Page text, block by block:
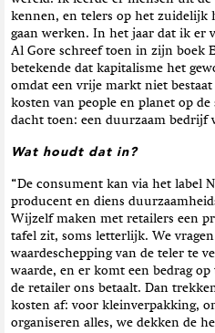
kennen, en telers op het zuidelijk
gaan werken. In het jaar dat ik er
Al Gore schreef toen in zijn boek
betekende dat kapitalisme het
omdat een vrije markt niet
kosten van people en planet op
dacht toen: een duurzaam bedrijf
Wat houdt dat in?
“De consument kan via het label
producent en diens
Wijzelf maken met retailers een
tafel zit, soms letterlijk. We
waardeschepping van de teler te
waarde, en er komt een bedrag
de retailer ons betaalt. Dan
kosten af: voor kleinverpakking,
organiseren alles, we dekken de